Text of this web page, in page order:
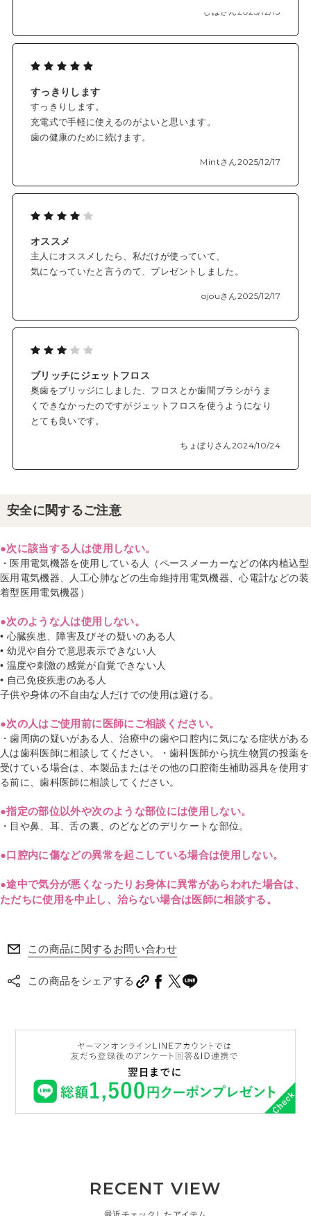
しほさん2025/12/13
すっきりします
すっきりします。
充電式で手軽に使えるのがよいと思います。
歯の健康のために続けます。
Mintさん2025/12/17
オススメ
主人にオススメしたら、私だけが使っていて、
気になっていたと言うのて、プレゼントしました。
ojouさん2025/12/17
ブリッチにジェットフロス
奥歯をブリッジにしました、フロスとか歯間ブラシがうま
くできなかったのですがジェットフロスを使うようになり
とても良いです。
ちょぼりさん2024/10/24
安全に関するご注意
●次に該当する人は使用しない。
・医用電気機器を使用している人（ペースメーカーなどの体内植込型
医用電気機器、人工心肺などの生命維持用電気機器、心電計などの装
着型医用電気機器）
●次のような人は使用しない。
• 心臓疾患、障害及びその疑いのある人
• 幼児や自分で意思表示できない人
• 温度や刺激の感覚が自覚できない人
• 自己免疫疾患のある人
子供や身体の不自由な人だけでの使用は避ける。
●次の人はご使用前に医師にご相談ください。
・歯周病の疑いがある人、治療中の歯や口腔内に気になる症状がある
人は歯科医師に相談してください。・歯科医師から抗生物質の投薬を
受けている場合は、本製品またはその他の口腔衛生補助器具を使用す
る前に、歯科医師に相談してください。
●指定の部位以外や次のような部位には使用しない。
・目や鼻、耳、舌の裏、のどなどのデリケートな部位。
●口腔内に傷などの異常を起こしている場合は使用しない。
●途中で気分が悪くなったりお身体に異常があらわれた場合は、
ただちに使用を中止し、治らない場合は医師に相談する。
この商品に関するお問い合わせ
この商品をシェアする
RECENT VIEW